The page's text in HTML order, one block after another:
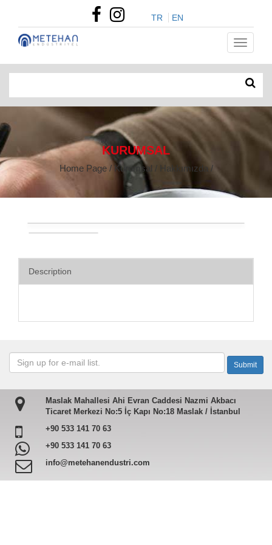
TR EN
KURUMSAL
Home Page / Kurumsal / Hakkımızda /
Description
Maslak Mahallesi Ahi Evran Caddesi Nazmi Akbacı
Ticaret Merkezi No:5 İç Kapı No:18 Maslak / İstanbul
+90 533 141 70 63
+90 533 141 70 63
info@metehanendustri.com